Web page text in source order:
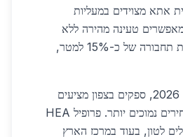
אתא מצוידים במעליות
טעינה מהירה ללא
עיכובים. זה חוסך עלויות תחבורה של כ-15% למטר,
מבחינת מחירים, בשנת 2026, ספקים בצפון מציעים
פלדה לבנייה ירוקה במחירים נמוכים יותר. פרופיל HEA
4,200 שקלים לטון, בעוד במרכז הארץ